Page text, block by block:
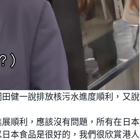
健一說排放核污水進度順利，又說
順利，應該沒有問題，所有在日本
本食品是很好的，我們很欣賞港人